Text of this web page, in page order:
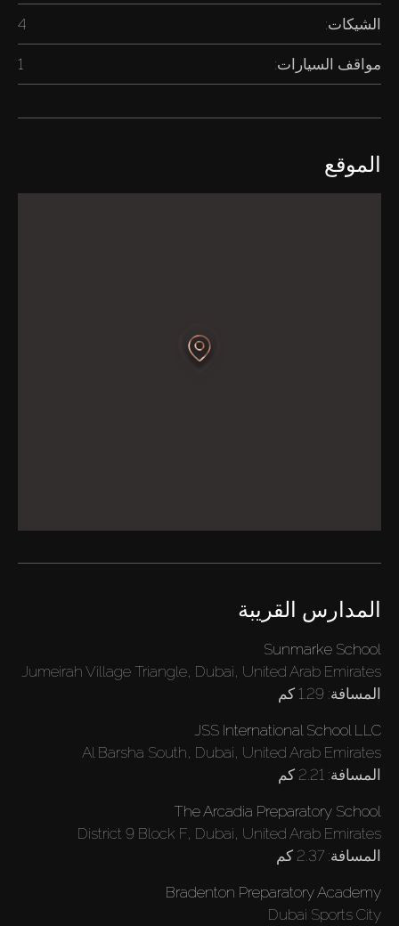
الشيكات: 4
مواقف السيارات: 1
الموقع
المدارس القريبة
Sunmarke School
Jumeirah Village Triangle, Dubai, United Arab Emirates
المسافة: 1.29 كم
JSS International School LLC
Al Barsha South, Dubai, United Arab Emirates
المسافة: 2.21 كم
The Arcadia Preparatory School
District 9 Block F, Dubai, United Arab Emirates
المسافة: 2.37 كم
Bradenton Preparatory Academy
Dubai Sports City